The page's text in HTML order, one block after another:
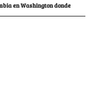
en Washington donde